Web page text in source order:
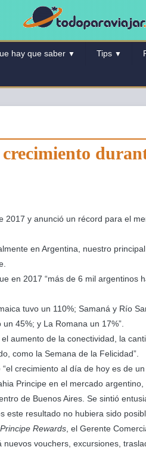
hay que saber ▼ Tips ▼
y anunció un récord para el
en Argentina, nuestro
en 2017 “más de 6 mil argentinos
tuvo un 110%; Samaná y Río
45%; y La Romana un 17%”.
aumento de la conectividad, la
como la Semana de la Felicidad”.
crecimiento al día de hoy es de un
Principe en el mercado
de Buenos Aires. Se sintió
este resultado no hubiera sido
Rewards , el Gerente
vouchers, excursiones,